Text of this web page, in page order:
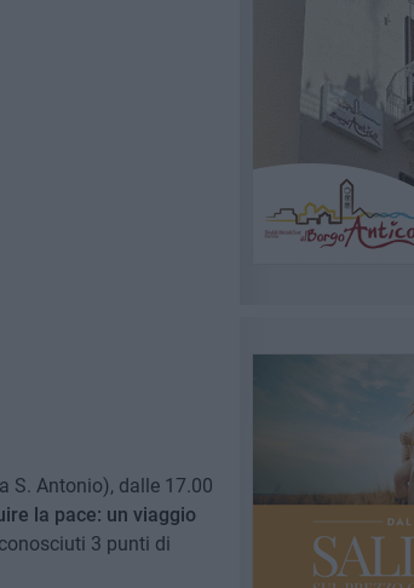
S. Antonio), dalle 17.00
la pace: un viaggio
3 punti di